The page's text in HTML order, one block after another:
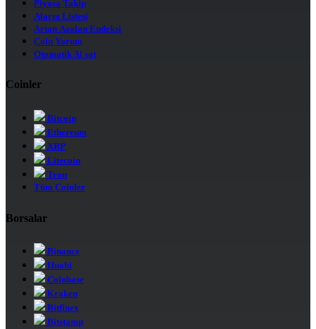
Piyasa Takip
Alarm Listesi
Artan Azalan Endeksi
Coin Yorum
Otomatik Al sat
Coinler
Bitcoin
Ethereum
XRP
Litecoin
Tron
Tüm Coinler
Borsalar
Binance
Huobi
Coinbase
Kraken
Bitfinex
Bitstamp